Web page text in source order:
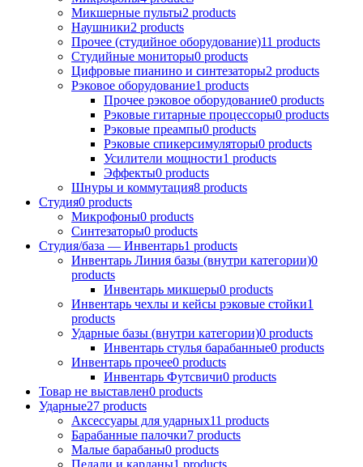
Микшерные пульты2 products
Наушники2 products
Прочее (студийное оборудование)11 products
Студийные мониторы0 products
Цифровые пианино и синтезаторы2 products
Рэковое оборудование1 products
Прочее рэковое оборудование0 products
Рэковые гитарные процессоры0 products
Рэковые преампы0 products
Рэковые спикерсимуляторы0 products
Усилители мощности1 products
Эффекты0 products
Шнуры и коммутация8 products
Студия0 products
Микрофоны0 products
Синтезаторы0 products
Студия/база — Инвентарь1 products
Инвентарь Линия базы (внутри категории)0
products
Инвентарь микшеры0 products
Инвентарь чехлы и кейсы рэковые стойки1
products
Ударные базы (внутри категории)0 products
Инвентарь стулья барабанные0 products
Инвентарь прочее0 products
Инвентарь Футсвичи0 products
Товар не выставлен0 products
Ударные27 products
Аксессуары для ударных11 products
Барабанные палочки7 products
Малые барабаны0 products
Педали и карданы1 products